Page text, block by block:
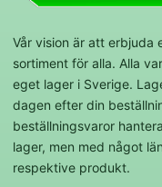
Vår vision är att
sortiment för alla. Alla
eget lager i Sverige.
dagen efter din
beställningsvaror
lager, men med något
respektive produkt.